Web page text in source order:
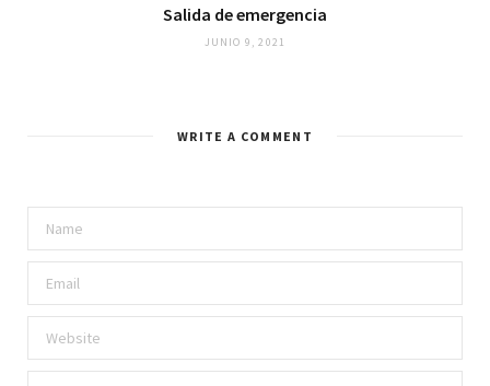
Salida de emergencia
JUNIO 9, 2021
WRITE A COMMENT